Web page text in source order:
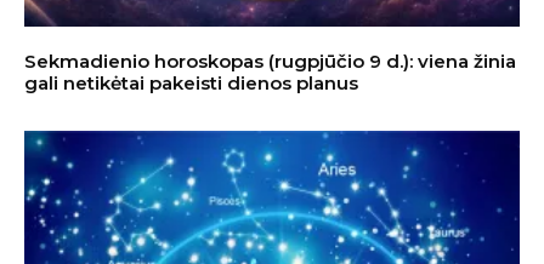
Sekmadienio horoskopas (rugpjūčio 9 d.): viena žinia
gali netikėtai pakeisti dienos planus